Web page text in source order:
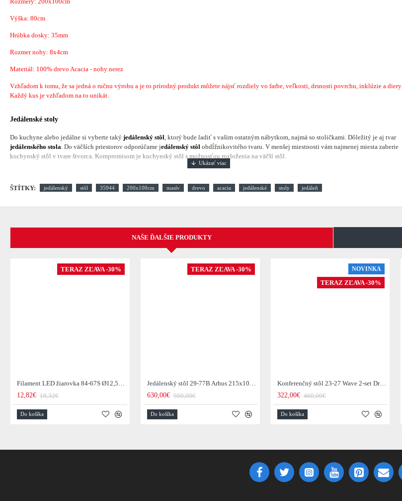
Výška: 80cm
Hrúbka dosky: 35mm
Rozmer nohy: 8x4cm
Materiál: 100% drevo Acacia - nohy nerez
Vzhľadom k tomu, že sa jedná o ručnu výrobu a je to prírodný produkt môžete nájsť rozdiely vo farbe, veľkosti, drsnosti povrchu, inklúzie a diery.
Každý kus je vzhľadom na to unikát.
Jedálenské stoly
Do kuchyne alebo jedálne si vyberte taký jedálenský stôl , ktorý bude ladiť s vašim ostatným nábytkom, najmä so stoličkami. Dôležitý je aj tvar
jedálenského stola . Do väčších priestorov odporúčame jedálenský stôl obdĺžnikovitého tvaru. V menšej miestnosti vám najmenej miesta zaberie
kuchynský stôl v tvare štvorca. Kompromisom je kuchynský stôl s možnosťou rozloženia na väčší stôl.
ŠTÍTKY: jedálenský stôl 35944 200x100cm masív drevo acacia jedálenské stoly jedáleň
NAŠE ĎALŠIE PRODUKTY
TERAZ ZĽAVA -30%
Filament LED žiarovka 84-67S Ø12,5cm Smoke grey glass
12,82€ 18,32€
Do košíka
TERAZ ZĽAVA -30%
Jedálenský stôl 29-77B Arhus 215x105cm Drevo Hnedá Acacia
630,00€ 900,00€
Do košíka
NOVINKA
TERAZ ZĽAVA -30%
Konferenčný stôl 23-27 Wave 2-set Drevo Mango
322,00€ 460,00€
Do košíka